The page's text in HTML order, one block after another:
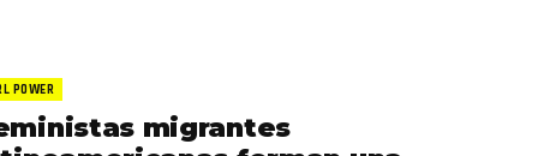
POWER
migrantes
el nuevo
de Hendrix y
himno por la